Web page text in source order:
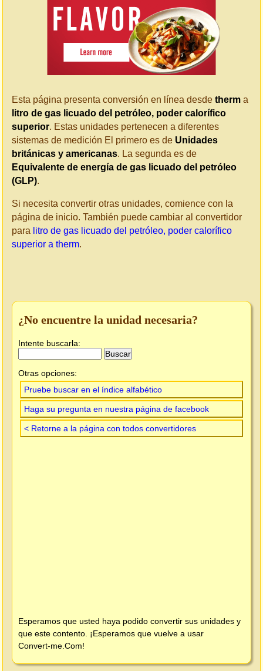
Esta página presenta conversión en línea desde therm a
litro de gas licuado del petróleo, poder calorífico
superior. Estas unidades pertenecen a diferentes
sistemas de medición El primero es de Unidades
británicas y americanas. La segunda es de
Equivalente de energía de gas licuado del petróleo
(GLP).
Si necesita convertir otras unidades, comience con la
página de inicio. También puede cambiar al convertidor
para litro de gas licuado del petróleo, poder calorífico
superior a therm.
¿No encuentre la unidad necesaria?
Intente buscarla:
Otras opciones:
Pruebe buscar en el índice alfabético
Haga su pregunta en nuestra página de facebook
< Retorne a la página con todos convertidores
Esperamos que usted haya podido convertir sus unidades y
que este contento. ¡Esperamos que vuelve a usar
Convert-me.Com!